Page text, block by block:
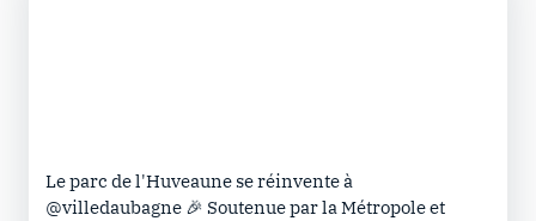
Le parc de l'Huveaune se réinvente à
@villedaubagne 🎉 Soutenue par la Métropole et